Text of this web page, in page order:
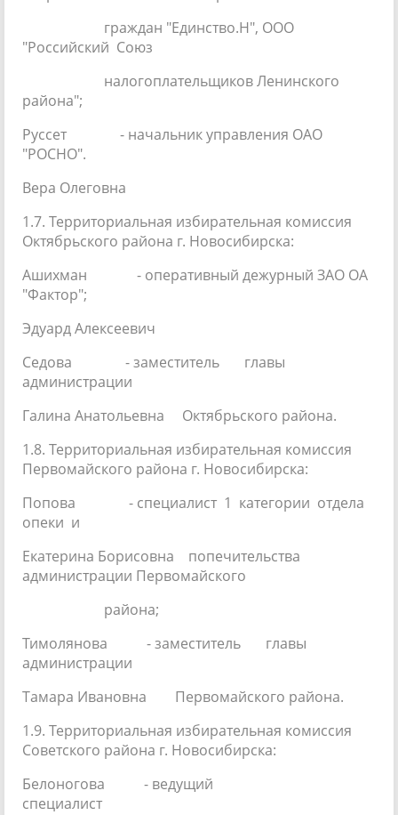
граждан "Единство.Н", ООО
"Российский Союз
налогоплательщиков Ленинского
района";
Руссет - начальник управления ОАО
"РОСНО".
Вера Олеговна
1.7. Территориальная избирательная комиссия
Октябрьского района г. Новосибирска:
Ашихман - оперативный дежурный ЗАО ОА
"Фактор";
Эдуард Алексеевич
Седова - заместитель главы
администрации
Галина Анатольевна Октябрьского района.
1.8. Территориальная избирательная комиссия
Первомайского района г. Новосибирска:
Попова - специалист 1 категории отдела
опеки и
Екатерина Борисовна попечительства
администрации Первомайского
района;
Тимолянова - заместитель главы
администрации
Тамара Ивановна Первомайского района.
1.9. Территориальная избирательная комиссия
Советского района г. Новосибирска:
Белоногова - ведущий
специалист